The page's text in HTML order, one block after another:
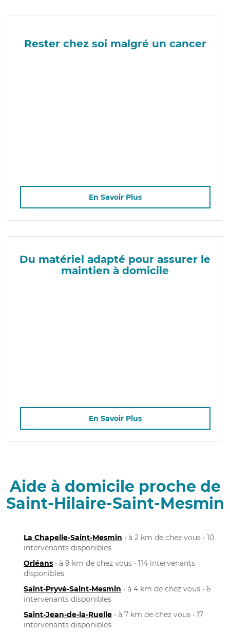
Rester chez soi malgré un cancer
En Savoir Plus
Du matériel adapté pour assurer le
maintien à domicile
En Savoir Plus
Aide à domicile proche de
Saint-Hilaire-Saint-Mesmin
La Chapelle-Saint-Mesmin • à 2 km de chez vous • 10
intervenants disponibles
Orléans • à 9 km de chez vous • 114 intervenants
disponibles
Saint-Pryvé-Saint-Mesmin • à 4 km de chez vous • 6
intervenants disponibles
Saint-Jean-de-la-Ruelle • à 7 km de chez vous • 17
intervenants disponibles